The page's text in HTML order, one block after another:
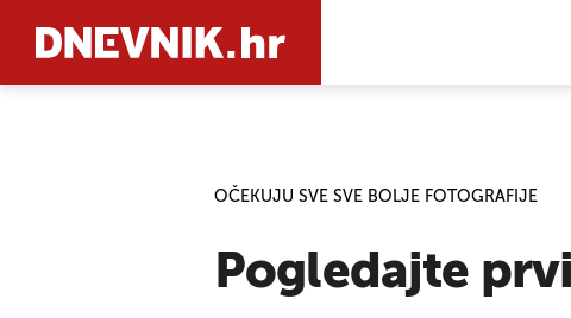
OČEKUJU SVE SVE BOLJE FOTOGRAFIJE
Pogledajte